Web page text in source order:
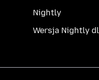
Nightly
Wersja Nightly